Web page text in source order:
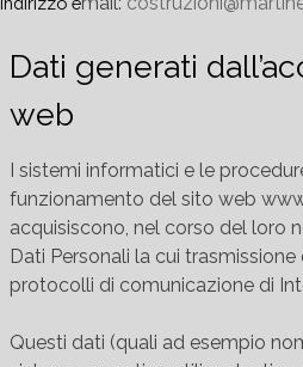
Dati generati
web
I sistemi informatici e le
funzionamento del sito web
acquisiscono, nel corso del loro
Dati Personali la cui trasmissione
protocolli di comunicazione di
Questi dati (quali ad esempio